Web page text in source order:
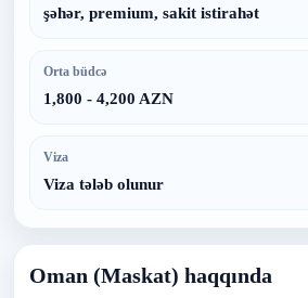
şəhər, premium, sakit istirahət
Orta büdcə
1,800 - 4,200 AZN
Viza
Viza tələb olunur
Oman (Maskat) haqqında